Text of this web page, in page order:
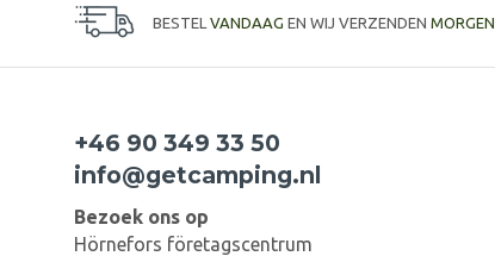
BESTEL VANDAAG EN WIJ VERZENDEN MORGEN
+46 90 349 33 50
info@getcamping.nl
Bezoek ons op
Hörnefors företagscentrum